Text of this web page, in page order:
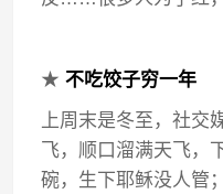
★不吃饺子穷一年
上周末是冬至，社交
飞，顺口溜满天飞，
碗，生下耶稣没人管